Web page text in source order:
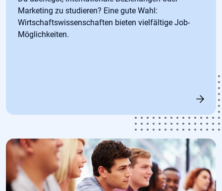
Marketing zu studieren? Eine gute Wahl:
Wirtschaftswissenschaften bieten vielfältige Job-
Möglichkeiten.